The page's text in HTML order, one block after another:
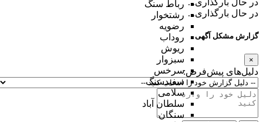
رباط سنگ
رشتخوار
رضویه
روداب
ریوش
سبزوار
سرخس
سفیدسنگ
سلامی
سلطان آباد
سنگان
در حال بارگذاری...
گزارش مشکل آگهی
×
دلیل‌های پیش‌فرض: